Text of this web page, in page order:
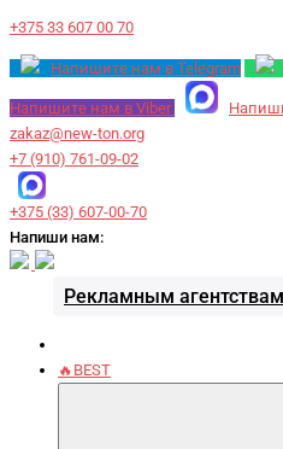
+375 33 607 00 70
Напишите нам в Telegram
Напишите нам в Viber
zakaz@new-ton.org
+7 (910) 761-09-02
+375 (33) 607-00-70
Напиши нам:
Рекламным агентствам
🔥BEST